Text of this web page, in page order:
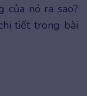
của nó ra sao?
tiết trong bài